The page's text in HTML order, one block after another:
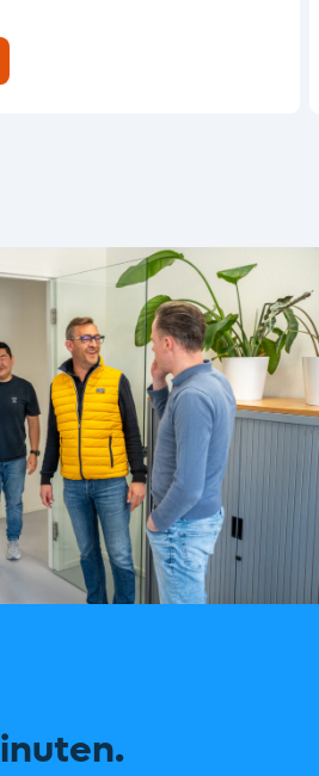
Heb je een passie
technische problemen
functie als Service